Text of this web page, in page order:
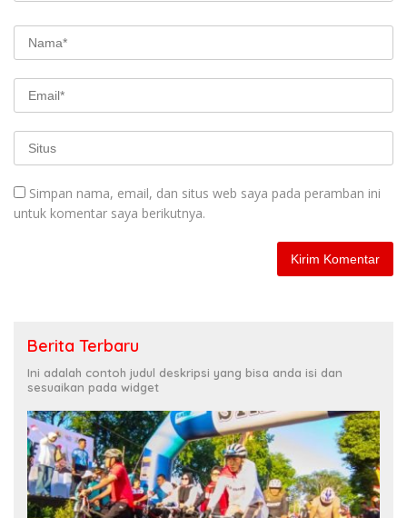
Simpan nama, email, dan situs web saya pada peramban ini
untuk komentar saya berikutnya.
Berita Terbaru
Ini adalah contoh judul deskripsi yang bisa anda isi dan
sesuaikan pada widget